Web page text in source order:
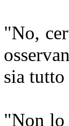
"No,
sia
"Non lo